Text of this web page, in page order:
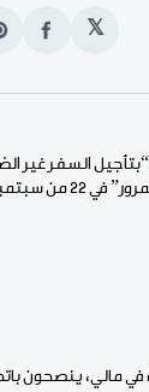
𝕏
انشر
السفر غير
منازلهم”، وذلك “نظرا للوجود الكثيف
مالي، ينصحون